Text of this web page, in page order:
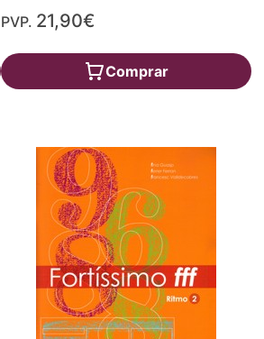
PVP. 21,90€
Comprar